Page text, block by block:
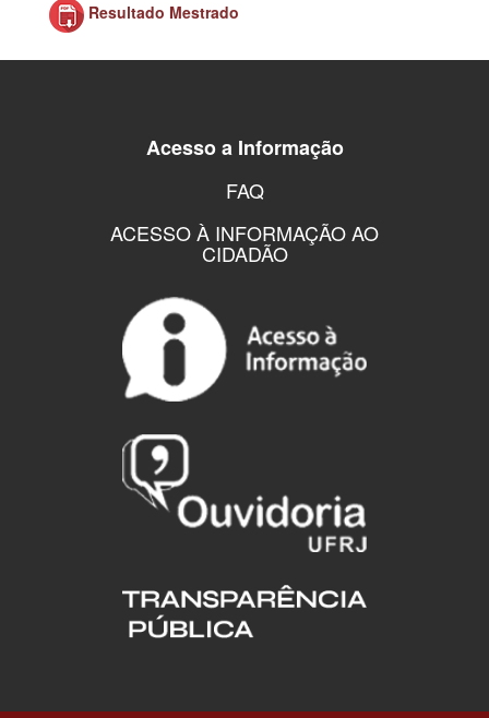
Resultado Mestrado
Acesso a Informação
FAQ
ACESSO À INFORMAÇÃO AO
CIDADÃO